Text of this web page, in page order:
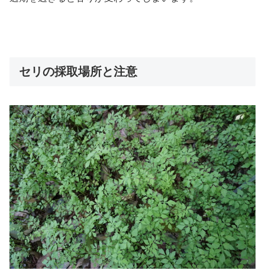
セリの採取場所と注意